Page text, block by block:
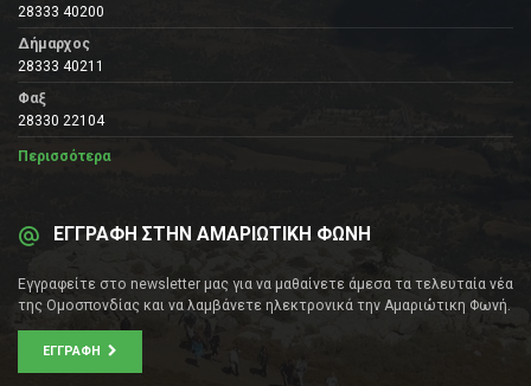
28333 40200
Δήμαρχος
28333 40211
Φαξ
28330 22104
Περισσότερα
ΕΓΓΡΑΦΗ ΣΤΗΝ ΑΜΑΡΙΩΤΙΚΗ ΦΩΝΗ
Εγγραφείτε στο newsletter μας για να μαθαίνετε άμεσα τα τελευταία νέα
της Ομοσπονδίας και να λαμβάνετε ηλεκτρονικά την Αμαριώτικη Φωνή.
ΕΓΓΡΑΦΉ